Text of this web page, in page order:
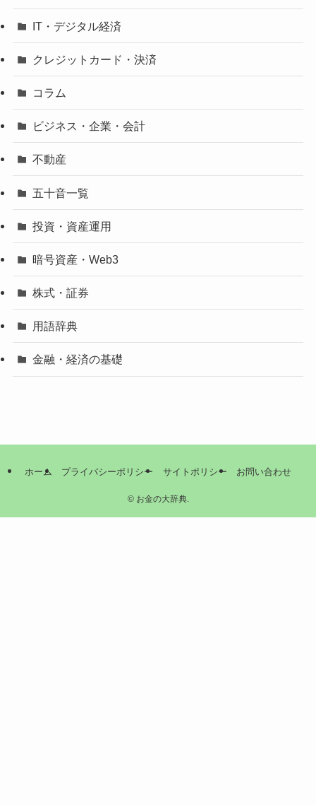
IT・デジタル経済
クレジットカード・決済
コラム
ビジネス・企業・会計
不動産
五十音一覧
投資・資産運用
暗号資産・Web3
株式・証券
用語辞典
金融・経済の基礎
ホーム プライバシーポリシー サイトポリシー お問い合わせ
©お金の大辞典.